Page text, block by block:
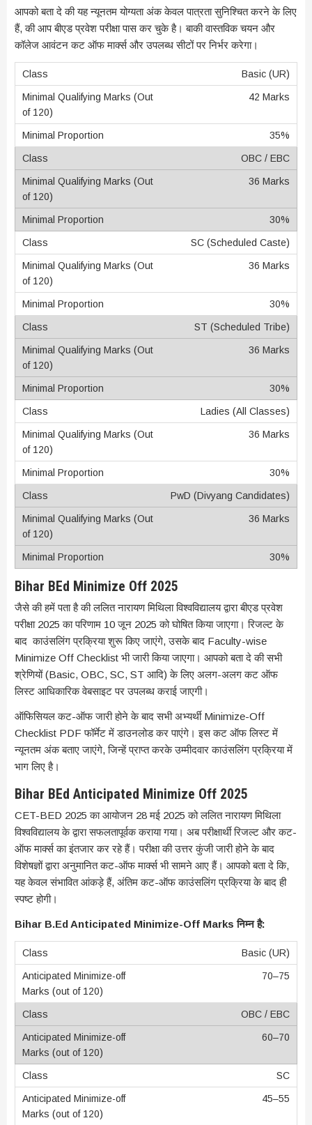
आपको बता दे की यह न्यूनतम योग्यता अंक केवल पात्रता सुनिश्चित करने के लिए
हैं, की आप बीएड प्रवेश परीक्षा पास कर चुके है। बाकी वास्तविक चयन और
कॉलेज आवंटन कट ऑफ मार्क्स और उपलब्ध सीटों पर निर्भर करेगा।
Basic (UR)
42 Marks
35%
OBC / EBC
36 Marks
30%
SC (Scheduled Caste)
36 Marks
30%
ST (Scheduled Tribe)
36 Marks
30%
Ladies (All Classes)
36 Marks
30%
PwD (Divyang Candidates)
36 Marks
30%
Bihar BEd Minimize Off 2025
जैसे की हमें पता है की ललित नारायण मिथिला विश्वविद्यालय द्वारा बीएड प्रवेश
परीक्षा 2025 का परिणाम 10 जून 2025 को घोषित किया जाएगा। रिजल्ट के
बाद काउंसलिंग प्रक्रिया शुरू किए जाएंगे, उसके बाद Faculty-wise
Minimize Off Checklist भी जारी किया जाएगा। आपको बता दे की सभी
श्रेणियों (Basic, OBC, SC, ST आदि) के लिए अलग-अलग कट ऑफ
लिस्ट आधिकारिक वेबसाइट पर उपलब्ध कराई जाएगी।
ऑफिसियल कट-ऑफ जारी होने के बाद सभी अभ्यर्थी Minimize-Off
Checklist PDF फॉर्मेट में डाउनलोड कर पाएंगे। इस कट ऑफ लिस्ट में
न्यूनतम अंक बताए जाएंगे, जिन्हें प्राप्त करके उम्मीदवार काउंसलिंग प्रक्रिया में
भाग लिए है।
Bihar BEd Anticipated Minimize Off 2025
CET-BED 2025 का आयोजन 28 मई 2025 को ललित नारायण मिथिला
विश्वविद्यालय के द्वारा सफलतापूर्वक कराया गया। अब परीक्षार्थी रिजल्ट और कट-
ऑफ मार्क्स का इंतजार कर रहे हैं। परीक्षा की उत्तर कुंजी जारी होने के बाद
विशेषज्ञों द्वारा अनुमानित कट-ऑफ मार्क्स भी सामने आए हैं। आपको बता दे कि,
यह केवल संभावित आंकड़े हैं, अंतिम कट-ऑफ काउंसलिंग प्रक्रिया के बाद ही
स्पष्ट होगी।
Bihar B.Ed Anticipated Minimize-Off Marks निम्न है:
Basic (UR)
70–75
OBC / EBC
60–70
SC
45–55